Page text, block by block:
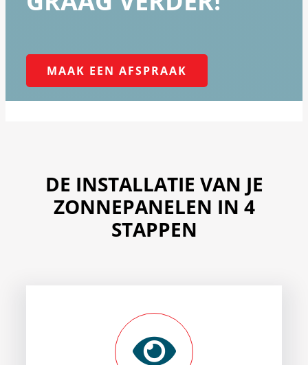
MAAK EEN AFSPRAAK
DE INSTALLATIE VAN JE
ZONNEPANELEN IN 4
STAPPEN